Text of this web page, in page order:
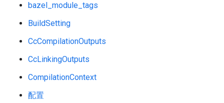
bazel_module_tags
BuildSetting
CcCompilationOutputs
CcLinkingOutputs
CompilationContext
配置